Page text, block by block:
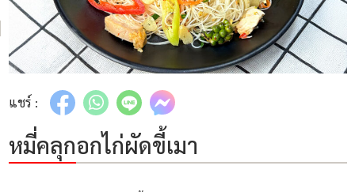
แชร์ :
หมี่คลุกอกไก่ผัดขี้เมา